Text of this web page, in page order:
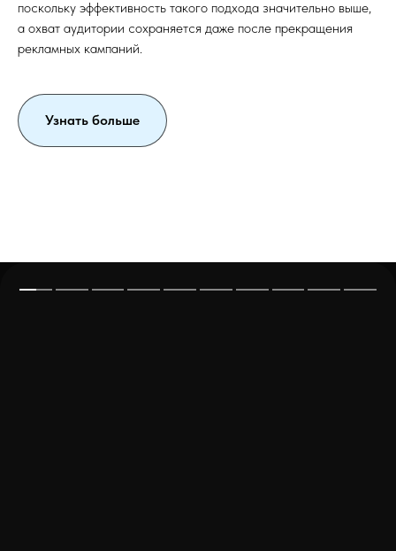
поскольку эффективность такого подхода значительно выше,
а охват аудитории сохраняется даже после прекращения
рекламных кампаний.
Узнать больше